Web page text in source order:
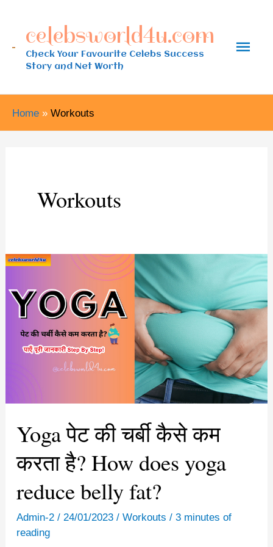
contentcelebsworld4u.com
Check Your Favourite Celebs Success
Story and Net Worth
Main
Home Workouts
Workouts
Yoga पेट की चर्बी कैसे कम
करता है? How does yoga
reduce belly fat?
Admin-2 / 24/01/2023 / Workouts / 3 minutes of
reading